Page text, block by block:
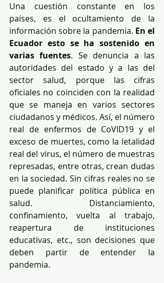
Una cuestión constante en los
países, es el ocultamiento de la
información sobre la pandemia. En el
Ecuador esto se ha sostenido en
varias fuentes. Se denuncia a las
autoridades del estado y a las del
sector salud, porque las cifras
oficiales no coinciden con la realidad
que se maneja en varios sectores
ciudadanos y médicos. Así, el número
real de enfermos de CoVID19 y el
exceso de muertes, como la letalidad
real del virus, el número de muestras
represadas, entre otras, crean dudas
en la sociedad. Sin cifras reales no se
puede planificar política pública en
salud. Distanciamiento,
confinamiento, vuelta al trabajo,
reapertura de instituciones
educativas, etc., son decisiones que
deben partir de entender la
pandemia.